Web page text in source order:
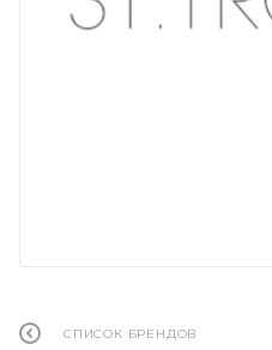
СПИСОК БРЕНДОВ